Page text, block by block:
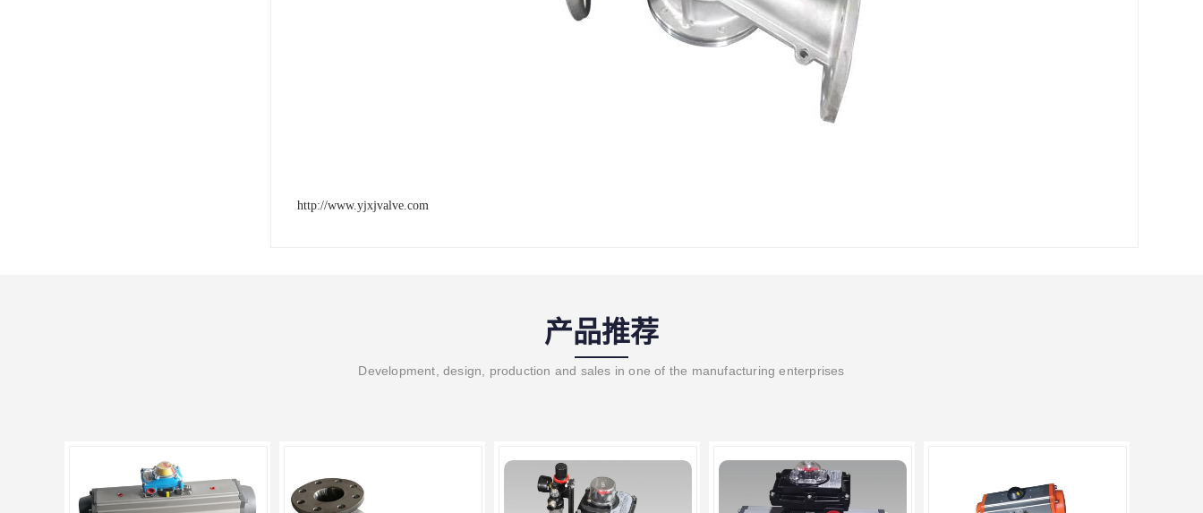
http://www.yjxjvalve.com
产品推荐
Development, design, production and sales in one of the manufacturing enterprises